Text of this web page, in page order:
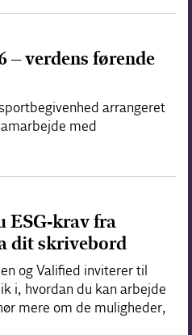
verdens førende
arrangeret
med
ESG-krav fra
dit skrivebord
og Valified inviterer til
i, hvordan du kan arbejde
mere om de muligheder,